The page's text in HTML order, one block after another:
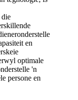
en
optimale
'n
persone en